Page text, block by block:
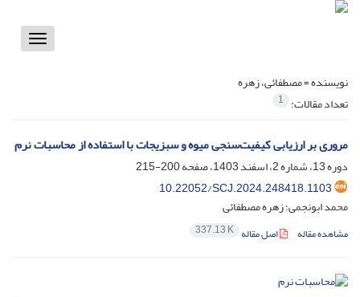
Toggle
نویسنده =مصطفائی، زهره
تعداد مقالات: 1
مروری بر ارزیابی کیفیت‌سنجی میوه و سبزیجات با استفاده از محاسبات نرم
دوره 13، شماره 2، اسفند 1403، صفحه
200-215
10.22052/SCJ.2024.248418.1103
محمد ابونجمی؛ زهره مصطفائی
مشاهده مقاله اصل مقاله 337.13 K